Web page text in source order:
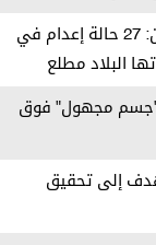
مفوض الأمم المتحدة لحقوق الإنسان: 27 حالة إعدام في
البلاد مطلع
مجهول" فوق
إلى تحقيق